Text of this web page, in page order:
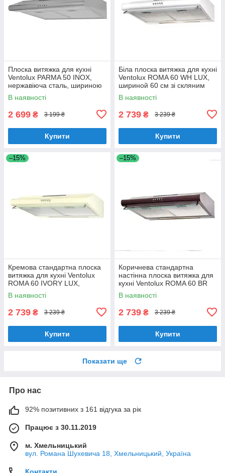
Плоска витяжка для кухні
Ventolux PARMA 50 INOX,
нержавіюча сталь, шириною
50 см, під навісну шафу
В наявності
2 699 ₴ 3 199 ₴
Купити
Біла плоска витяжка для кухні
Ventolux ROMA 60 WH LUX,
шириной 60 см зі скляним
козирком
В наявності
2 739 ₴ 3 239 ₴
Купити
–15%
Кремова стандартна плоска
витяжка для кухні Ventolux
ROMA 60 IVORY LUX,
шириною 60 см, під навісну
шафу
В наявності
2 739 ₴ 3 239 ₴
Купити
–15%
Коричнева стандартна
настінна плоска витяжка для
кухні Ventolux ROMA 60 BR
LUX, шириною 60 см
В наявності
2 739 ₴ 3 239 ₴
Купити
Показати ще
Про нас
92% позитивних з 161 відгука за рік
Працює з 30.11.2019
м. Хмельницький
вул. Романа Шухевича 18, Хмельницький, Україна